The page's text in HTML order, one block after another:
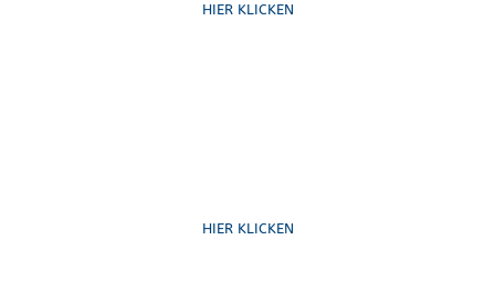
HIER KLICKEN
HIER KLICKEN